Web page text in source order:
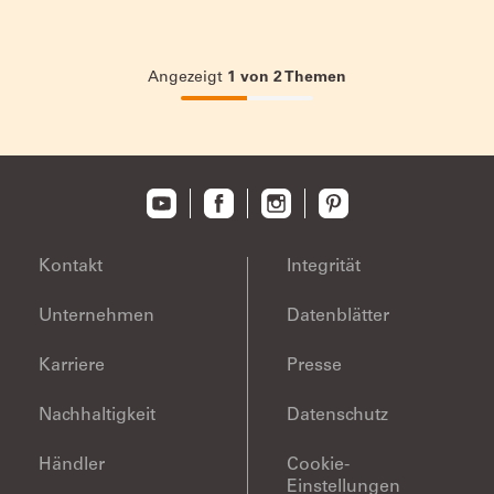
Angezeigt 1 von 2 Themen
50%
Kontakt
Unternehmen
Karriere
Nachhaltigkeit
Händler
Integrität
Datenblätter
Presse
Datenschutz
Cookie-
Einstellungen